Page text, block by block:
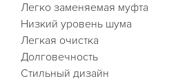
Легко заменяемая муфта
Низкий уровень шума
Легкая очистка
Долговечность
Стильный дизайн